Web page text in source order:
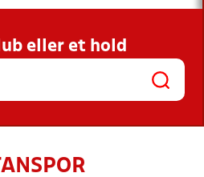
INDHOLD OG NYHEDER
KLUBBER OG
HOLD
eller et hold